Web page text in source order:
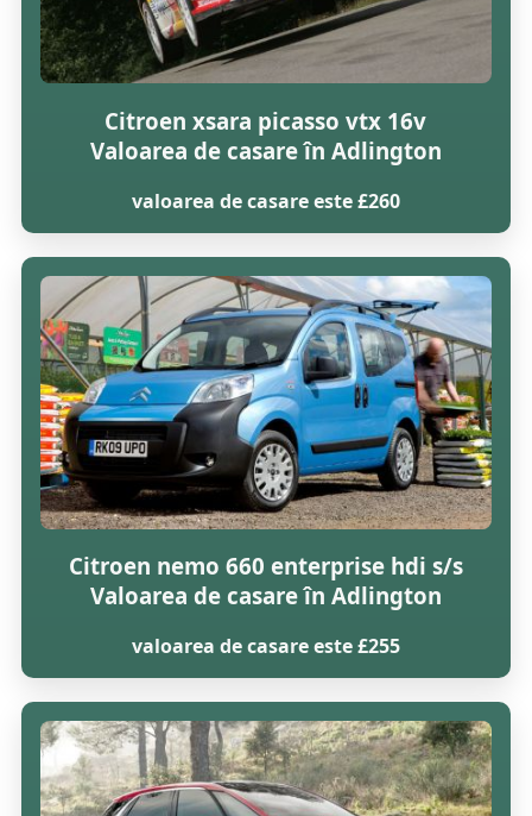
Citroen xsara picasso vtx 16v
Valoarea de casare în Adlington
valoarea de casare este £260
Citroen nemo 660 enterprise hdi s/s
Valoarea de casare în Adlington
valoarea de casare este £255